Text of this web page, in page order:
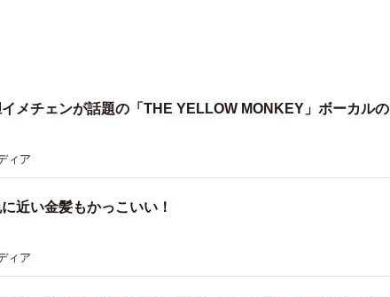
イメチェンが話題の「THE YELLOW MONKEY」ボーカルの
ィア
に近い金髪もかっこいい！
ィア